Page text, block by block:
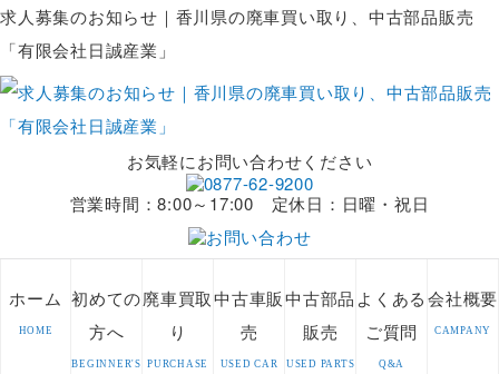
求人募集のお知らせ｜香川県の廃車買い取り、中古部品販売
「有限会社日誠産業」
お気軽にお問い合わせください
営業時間：8:00～17:00 定休日：日曜・祝日
ホーム
HOME
初めての
方へ
BEGINNER'S
廃車買取
り
PURCHASE
中古車販
売
USED CAR
中古部品
販売
USED PARTS
よくある
ご質問
Q&A
会社概要
CAMPANY